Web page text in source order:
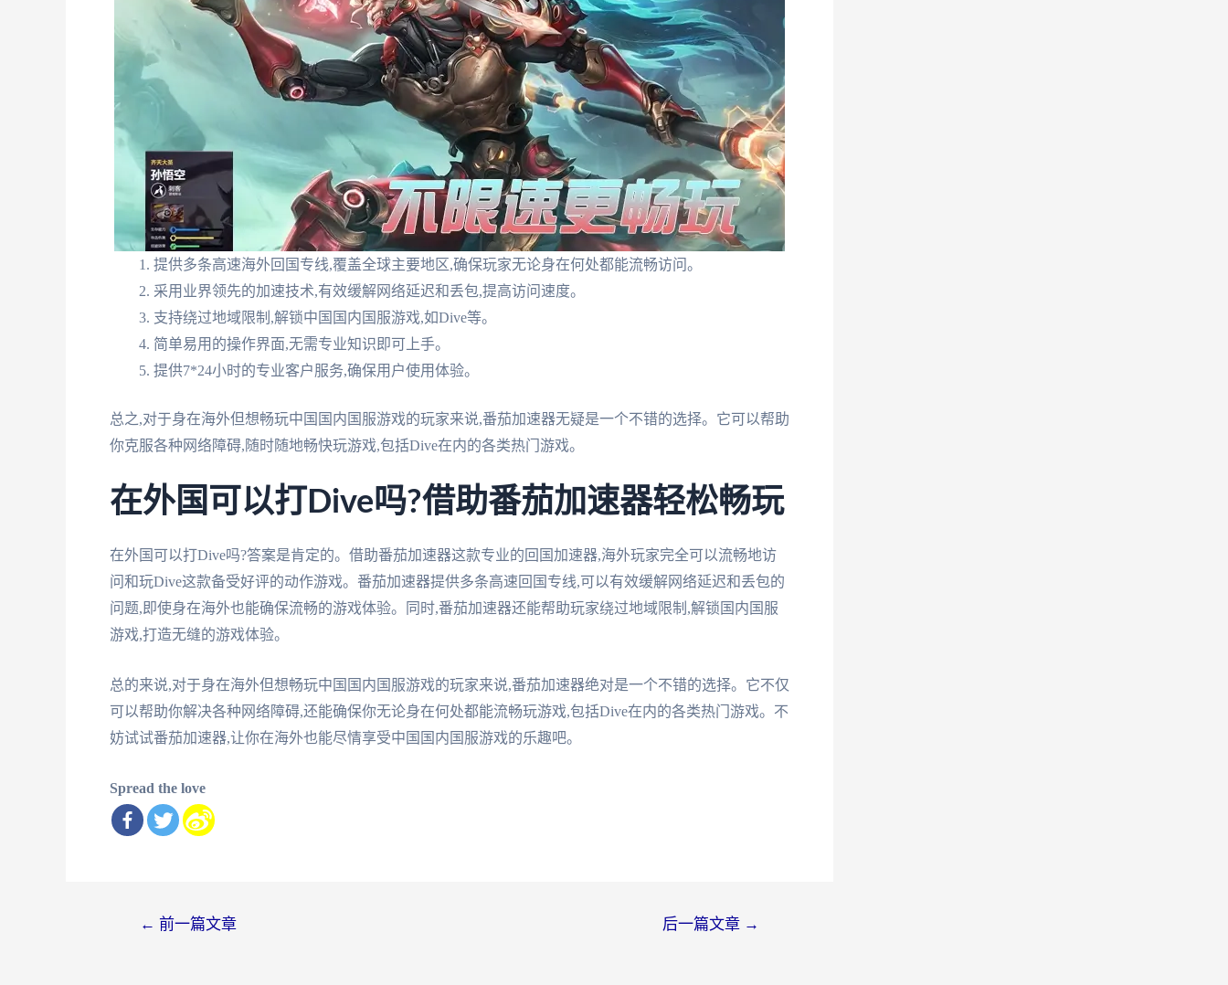
提供多条高速海外回国专线,覆盖全球主要地区,确保玩家无论身在何处都能流畅访问。
采用业界领先的加速技术,有效缓解网络延迟和丢包,提高访问速度。
支持绕过地域限制,解锁中国国内国服游戏,如Dive等。
简单易用的操作界面,无需专业知识即可上手。
提供7*24小时的专业客户服务,确保用户使用体验。
总之,对于身在海外但想畅玩中国国内国服游戏的玩家来说,番茄加速器无疑是一个不错的选择。它可以帮助
你克服各种网络障碍,随时随地畅快玩游戏,包括Dive在内的各类热门游戏。
在外国可以打Dive吗?借助番茄加速器轻松畅玩
在外国可以打Dive吗?答案是肯定的。借助番茄加速器这款专业的回国加速器,海外玩家完全可以流畅地访
问和玩Dive这款备受好评的动作游戏。番茄加速器提供多条高速回国专线,可以有效缓解网络延迟和丢包的
问题,即使身在海外也能确保流畅的游戏体验。同时,番茄加速器还能帮助玩家绕过地域限制,解锁国内国服
游戏,打造无缝的游戏体验。
总的来说,对于身在海外但想畅玩中国国内国服游戏的玩家来说,番茄加速器绝对是一个不错的选择。它不仅
可以帮助你解决各种网络障碍,还能确保你无论身在何处都能流畅玩游戏,包括Dive在内的各类热门游戏。不
妨试试番茄加速器,让你在海外也能尽情享受中国国内国服游戏的乐趣吧。
Spread the love
← 前一篇文章 后一篇文章 →